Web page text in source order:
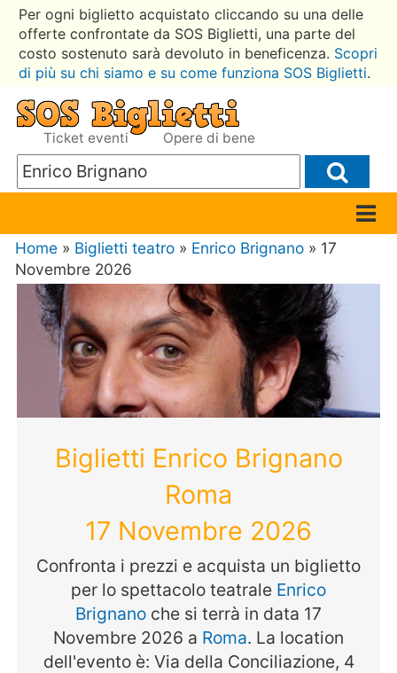
Per ogni biglietto acquistato cliccando su una delle
offerte confrontate da SOS Biglietti, una parte del
costo sostenuto sarà devoluto in beneficenza. Scopri
di più su chi siamo e su come funziona SOS Biglietti.
Ticket eventi Opere di bene
Home » Biglietti teatro » Enrico Brignano » 17
Novembre 2026
Biglietti Enrico Brignano
Roma
17 Novembre 2026
Confronta i prezzi e acquista un biglietto
per lo spettacolo teatrale Enrico
Brignano che si terrà in data 17
Novembre 2026 a Roma. La location
dell'evento è: Via della Conciliazione, 4